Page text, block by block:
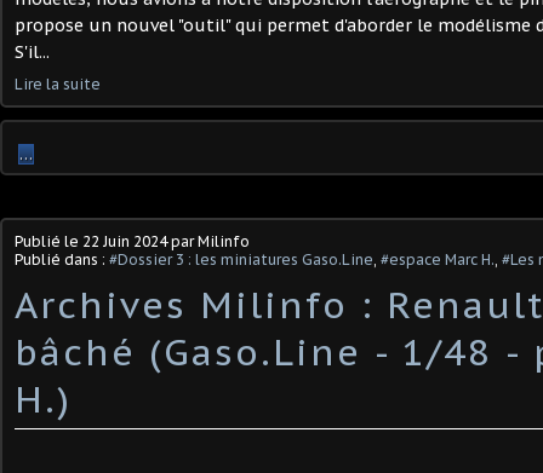
propose un nouvel "outil" qui permet d'aborder le modélisme
S'il...
Lire la suite
…
Publié le 22 Juin 2024par Milinfo
Publié dans : #Dossier 3 : les miniatures Gaso.Line, #espace Marc H., #Les
Archives Milinfo : Renault
bâché (Gaso.Line - 1/48 -
H.)